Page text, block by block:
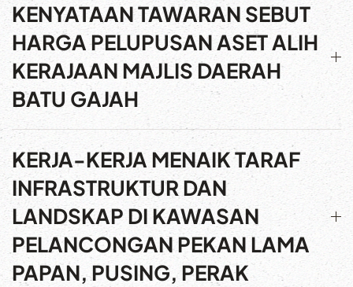
KENYATAAN TAWARAN SEBUT
HARGA PELUPUSAN ASET ALIH
KERAJAAN MAJLIS DAERAH
BATU GAJAH
KERJA-KERJA MENAIK TARAF
INFRASTRUKTUR DAN
LANDSKAP DI KAWASAN
PELANCONGAN PEKAN LAMA
PAPAN, PUSING, PERAK